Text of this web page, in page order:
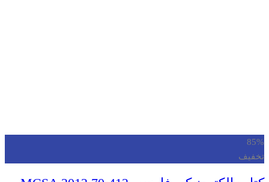
85%
تخفیف